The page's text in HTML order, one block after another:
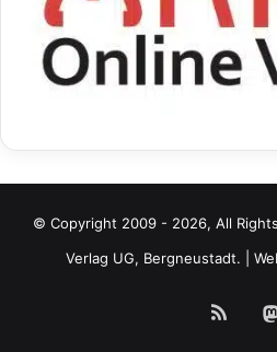
© Copyright 2009 - 2026, All
Verlag UG, Bergneustadt. |
RSS